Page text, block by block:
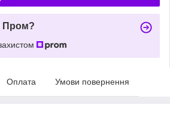
Пром?
Оплата Умови повернення